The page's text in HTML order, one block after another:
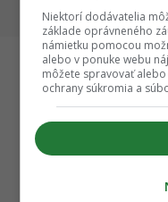
Niektorí dodávatelia
základe oprávneného
námietku pomocou
alebo v ponuke webu
môžete spravovať
ochrany súkromia a